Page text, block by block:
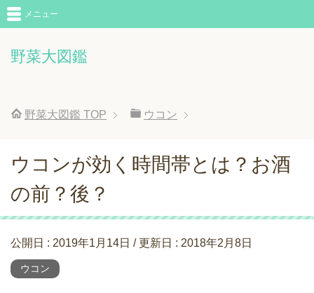
野菜大図鑑
メニュー
野菜大図鑑 TOP ウコン
ウコンが効く時間帯とは？お酒
の前？後？
公開日 : 2019年1月14日 / 更新日 : 2018年2月8日
ウコン